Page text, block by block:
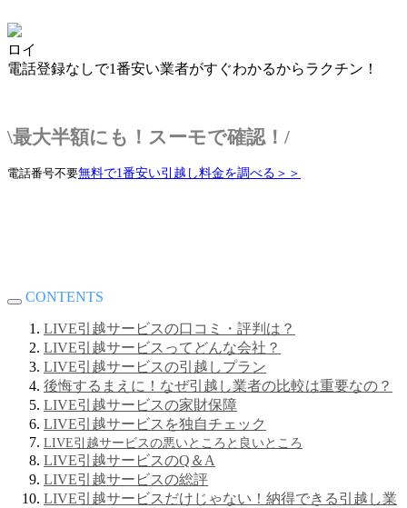
ロイ
電話登録なしで1番安い業者がすぐわかるからラクチン！
\最大半額にも！スーモで確認！/
電話番号不要無料で1番安い引越し料金を調べる＞＞
CONTENTS
LIVE引越サービスの口コミ・評判は？
LIVE引越サービスってどんな会社？
LIVE引越サービスの引越しプラン
後悔するまえに！なぜ引越し業者の比較は重要なの？
LIVE引越サービスの家財保障
LIVE引越サービスを独自チェック
LIVE引越サービスの悪いところと良いところ
LIVE引越サービスのQ＆A
LIVE引越サービスの総評
LIVE引越サービスだけじゃない！納得できる引越し業